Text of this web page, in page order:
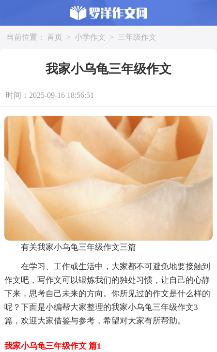
当前位置： 首页 > 小学作文 > 三年级作文
我家小乌龟三年级作文
时间：2025-09-16 18:56:51
有关我家小乌龟三年级作文三篇
在学习、工作或生活中，大家都不可避免地要接触到
作文吧，写作文可以锻炼我们的独处习惯，让自己的心静
下来，思考自己未来的方向。你所见过的作文是什么样的
呢？下面是小编帮大家整理的我家小乌龟三年级作文3
篇，欢迎大家借鉴与参考，希望对大家有所帮助。
我家小乌龟三年级作文 篇1